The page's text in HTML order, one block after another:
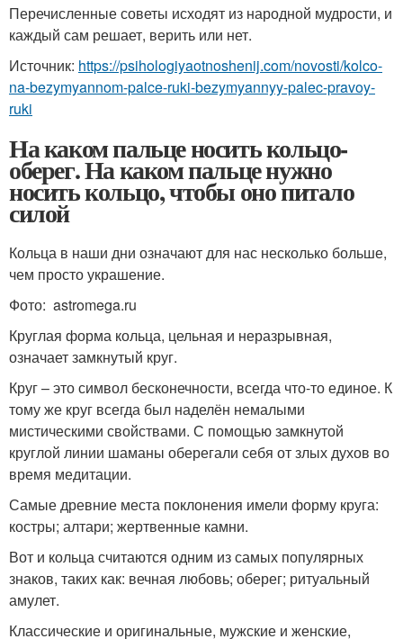
Перечисленные советы исходят из народной мудрости, и
каждый сам решает, верить или нет.
Источник: https://psihologiyaotnoshenij.com/novosti/kolco-
na-bezymyannom-palce-ruki-bezymyannyy-palec-pravoy-
ruki
На каком пальце носить кольцо-
оберег. На каком пальце нужно
носить кольцо, чтобы оно питало
силой
Кольца в наши дни означают для нас несколько больше,
чем просто украшение.
Фото: astromega.ru
Круглая форма кольца, цельная и неразрывная,
означает замкнутый круг.
Круг – это символ бесконечности, всегда что-то единое. К
тому же круг всегда был наделён немалыми
мистическими свойствами. С помощью замкнутой
круглой линии шаманы оберегали себя от злых духов во
время медитации.
Самые древние места поклонения имели форму круга:
костры; алтари; жертвенные камни.
Вот и кольца считаются одним из самых популярных
знаков, таких как: вечная любовь; оберег; ритуальный
амулет.
Классические и оригинальные, мужские и женские,